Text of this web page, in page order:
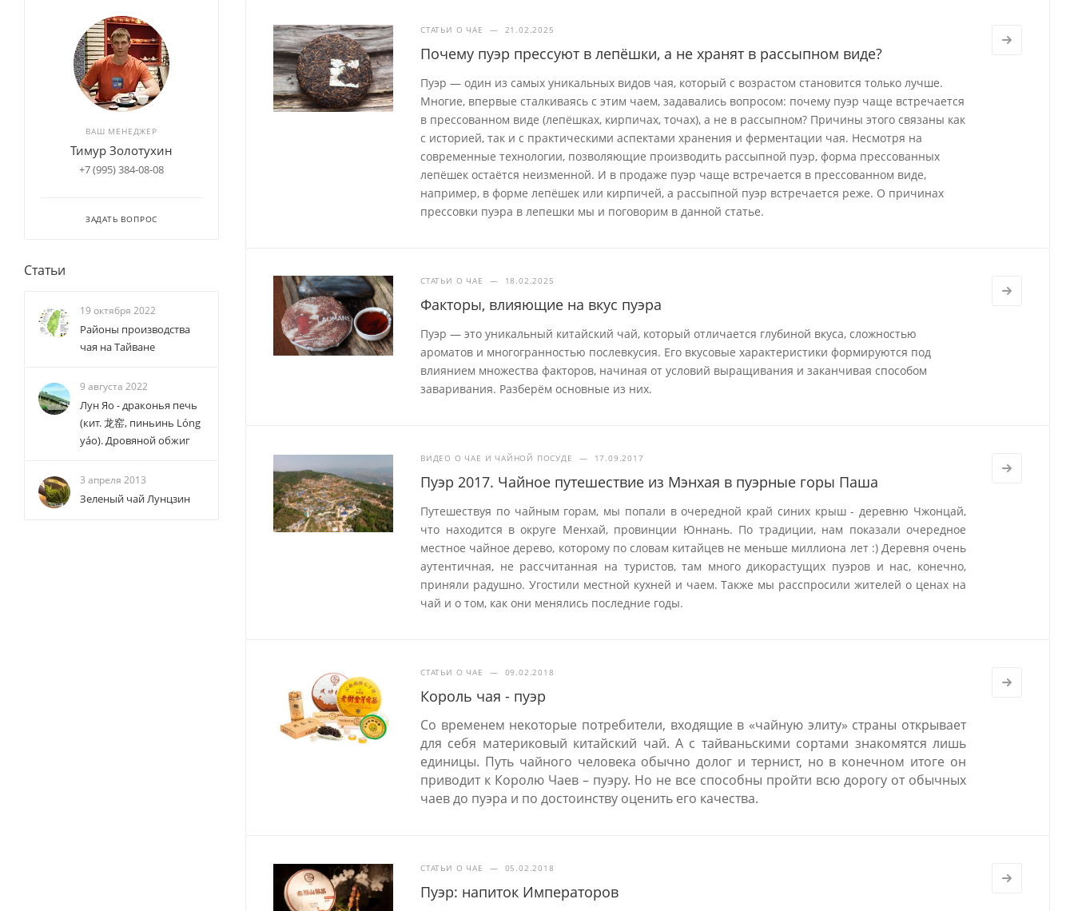
СТАТЬИ О ЧАЕ — 21.02.2025
Почему пуэр прессуют в лепёшки, а не хранят в рассыпном виде?
Пуэр — один из самых уникальных видов чая, который с возрастом становится только лучше.
Многие, впервые сталкиваясь с этим чаем, задавались вопросом: почему пуэр чаще встречается
в прессованном виде (лепёшках, кирпичах, точах), а не в рассыпном? Причины этого связаны как
с историей, так и с практическими аспектами хранения и ферментации чая. Несмотря на
современные технологии, позволяющие производить рассыпной пуэр, форма прессованных
лепёшек остаётся неизменной. И в продаже пуэр чаще встречается в прессованном виде,
например, в форме лепёшек или кирпичей, а рассыпной пуэр встречается реже. О причинах
прессовки пуэра в лепешки мы и поговорим в данной статье.
СТАТЬИ О ЧАЕ — 18.02.2025
Факторы, влияющие на вкус пуэра
Пуэр — это уникальный китайский чай, который отличается глубиной вкуса, сложностью
ароматов и многогранностью послевкусия. Его вкусовые характеристики формируются под
влиянием множества факторов, начиная от условий выращивания и заканчивая способом
заваривания. Разберём основные из них.
ВИДЕО О ЧАЕ И ЧАЙНОЙ ПОСУДЕ — 17.09.2017
Пуэр 2017. Чайное путешествие из Мэнхая в пуэрные горы Паша
Путешествуя по чайным горам, мы попали в очередной край синих крыш - деревню Чжонцай,
что находится в округе Менхай, провинции Юннань. По традиции, нам показали очередное
местное чайное дерево, которому по словам китайцев не меньше миллиона лет :) Деревня очень
аутентичная, не рассчитанная на туристов, там много дикорастущих пуэров и нас, конечно,
приняли радушно. Угостили местной кухней и чаем. Также мы расспросили жителей о ценах на
чай и о том, как они менялись последние годы.
СТАТЬИ О ЧАЕ — 09.02.2018
Король чая - пуэр
Со временем некоторые потребители, входящие в «чайную элиту» страны открывает
для себя материковый китайский чай. А с тайваньскими сортами знакомятся лишь
единицы. Путь чайного человека обычно долог и тернист, но в конечном итоге он
приводит к Королю Чаев – пуэру. Но не все способны пройти всю дорогу от обычных
чаев до пуэра и по достоинству оценить его качества.
СТАТЬИ О ЧАЕ — 05.02.2018
Пуэр: напиток Императоров
ВАШ МЕНЕДЖЕР
Тимур Золотухин
+7 (995) 384-08-08
ЗАДАТЬ ВОПРОС
Статьи
19 октября 2022
Районы производства
чая на Тайване
9 августа 2022
Лун Яо - драконья печь
(кит. 龙窑, пиньинь Lóng
yáo). Дровяной обжиг
3 апреля 2013
Зеленый чай Лунцзин